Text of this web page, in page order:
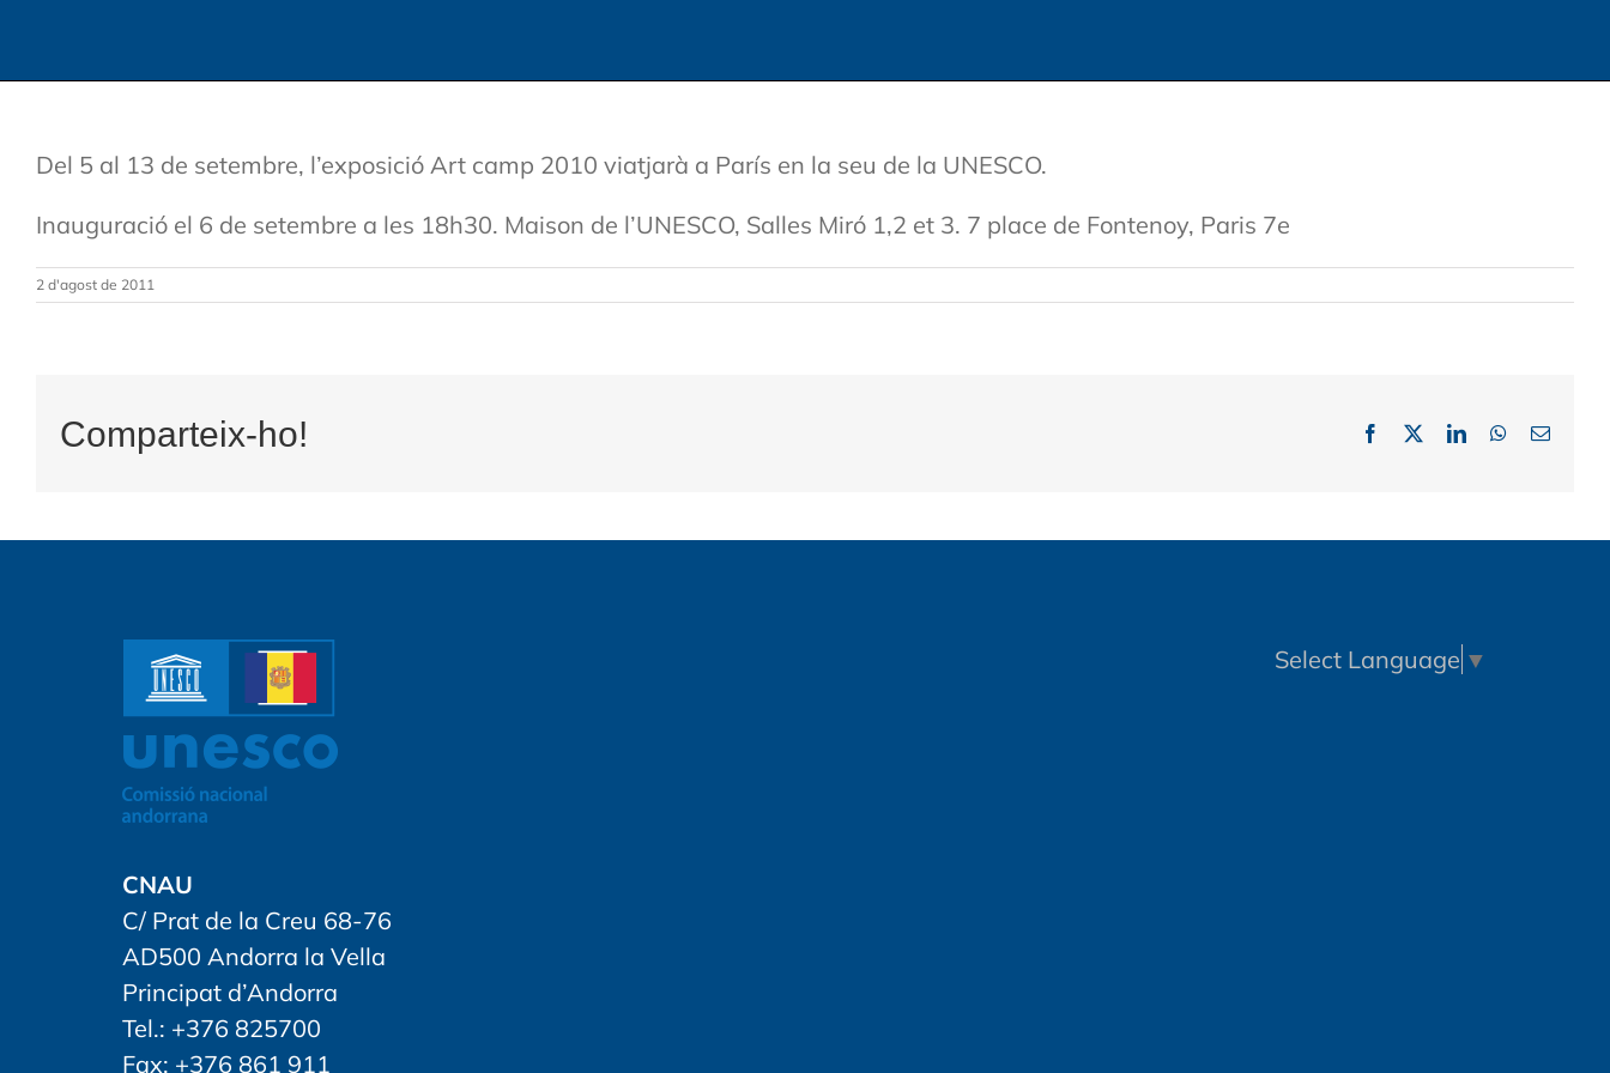
Del 5 al 13 de setembre, l’exposició Art camp 2010 viatjarà a París en la seu de la UNESCO.
Inauguració el 6 de setembre a les 18h30. Maison de l’UNESCO, Salles Miró 1,2 et 3. 7 place de Fontenoy, Paris 7e
2 d'agost de 2011
Comparteix-ho! Facebook LinkedInWhatsApp
Email:
CNAU
C/ Prat de la Creu 68-76
AD500 Andorra la Vella
Principat d’Andorra
Tel.: +376 825700
Fax: +376 861 911
Select Language ▼